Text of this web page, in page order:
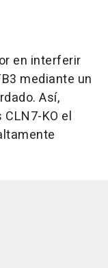
en interferir
mediante un
Así,
KO el